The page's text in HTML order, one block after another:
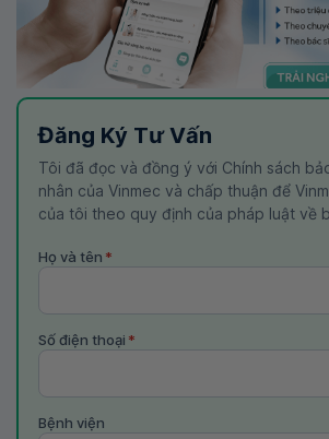
Đăng Ký Tư Vấn
Tôi đã đọc và đồng ý với Chính sách
nhân của Vinmec và chấp thuận để
của tôi theo quy định của pháp luật về
Họ và tên *
Số điện thoại *
Bệnh viện